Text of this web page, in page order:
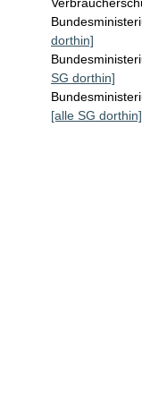
dorthin]
SG dorthin]
[alle SG dorthin]